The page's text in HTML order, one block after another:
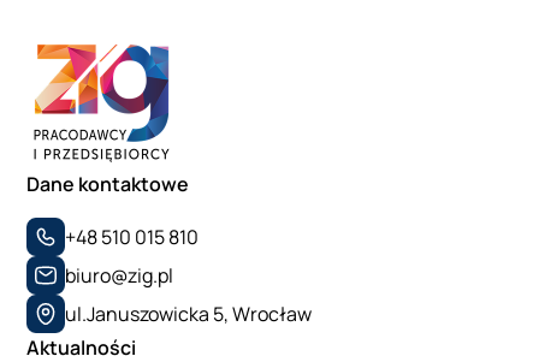
Dane kontaktowe
+48 510 015 810
biuro@zig.pl
ul.Januszowicka 5, Wrocław
Aktualności